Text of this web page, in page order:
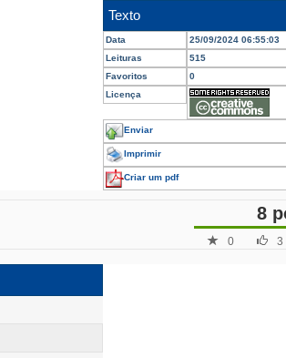
Texto
Data
25/09/2024 06:55:03
Leituras
515
Favoritos
0
Licença
Enviar
Imprimir
Criar um pdf
8
3
0